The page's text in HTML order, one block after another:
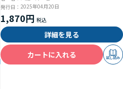
発行日： 2025年04月20日
1,870円
詳細を見る
カートに入れる
試し読み